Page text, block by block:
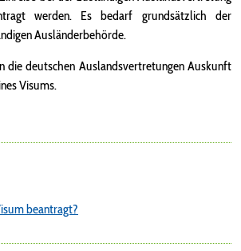
werden. Es bedarf grundsätzlich der
Ausländerbehörde.
die deutschen Auslandsvertretungen Auskunft
Visums.
beantragt?